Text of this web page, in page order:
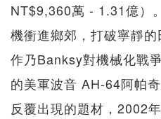
NT$9,360萬 - 1.31億）
機衝進鄉郊，打破寧靜
作乃Banksy對機械化戰
的美軍波音 AH-64阿帕
反覆出現的題材，2002